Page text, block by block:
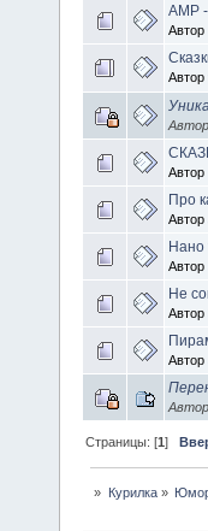
АМР -
Автор
Автор
Автор
Автор
Про
Автор
Нано
Автор
Не
Автор
Автор
Автор
Страницы: [1]
» Курилка»